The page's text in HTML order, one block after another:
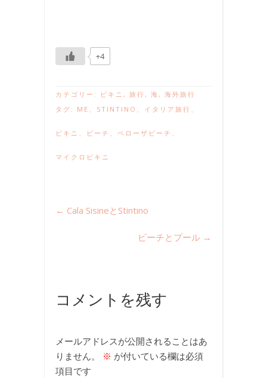
+4
カテゴリー: ビキニ , 旅行, 海, 海外旅行
タグ: ME 、 STINTINO 、 イタリア旅行 、
ビキニ 、 ビーチ 、 ペローザビーチ 、
マイクロビキニ
← Cala SisineとStintino
ビーチとプール →
コメントを残す
メールアドレスが公開されることはあ
りません。
※ が付いている欄は必須
項目です